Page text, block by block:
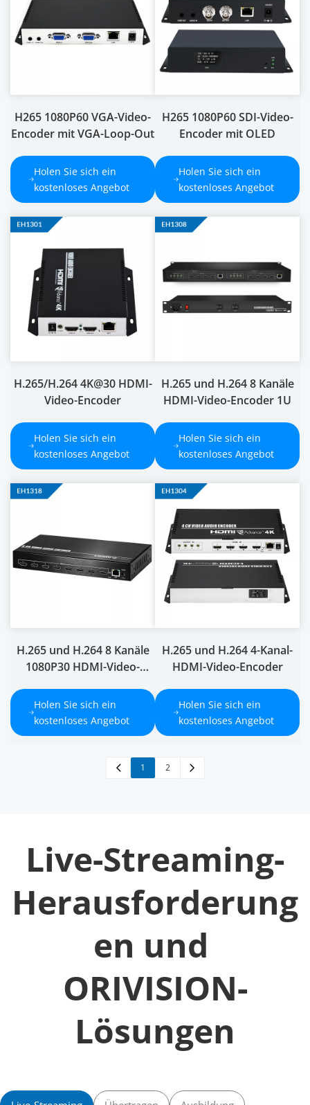
H265 1080P60 VGA-Video-
Encoder mit VGA-Loop-Out
Holen Sie sich ein
kostenloses Angebot
H265 1080P60 SDI-Video-
Encoder mit OLED
Holen Sie sich ein
kostenloses Angebot
H.265/H.264 4K@30 HDMI-
Video-Encoder
Holen Sie sich ein
kostenloses Angebot
H.265 und H.264 8 Kanäle
HDMI-Video-Encoder 1U
Holen Sie sich ein
kostenloses Angebot
H.265 und H.264 8 Kanäle
1080P30 HDMI-Video-
Holen Sie sich ein
kostenloses Angebot
H.265 und H.264 4-Kanal-
HDMI-Video-Encoder
Holen Sie sich ein
kostenloses Angebot
1 2
Live-Streaming-
Herausforderung
en und
ORIVISION-
Lösungen